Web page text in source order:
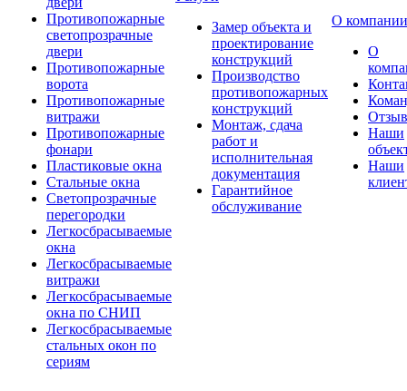
Противопожарные
светопрозрачные
двери
Противопожарные
ворота
Противопожарные
витражи
Противопожарные
фонари
Пластиковые окна
Стальные окна
Светопрозрачные
перегородки
Легкосбрасываемые
окна
Легкосбрасываемые
витражи
Легкосбрасываемые
окна по СНИП
Легкосбрасываемые
стальных окон по
сериям
Замер объекта и
проектирование
конструкций
Производство
противопожарных
конструкций
Монтаж, сдача
работ и
исполнительная
документация
Гарантийное
обслуживание
О компании
О
Наши
Наши